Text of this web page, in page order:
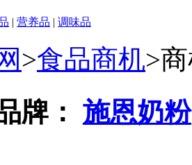
| 营养品 | 调味品
>食品商机>
牌： 施恩奶粉